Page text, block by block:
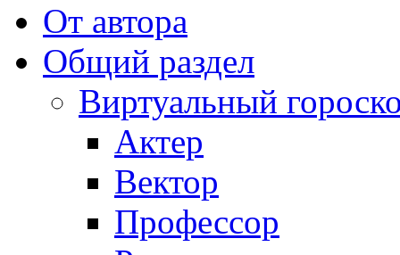
От автора
Общий раздел
Виртуальный
Актер
Вектор
Профессор